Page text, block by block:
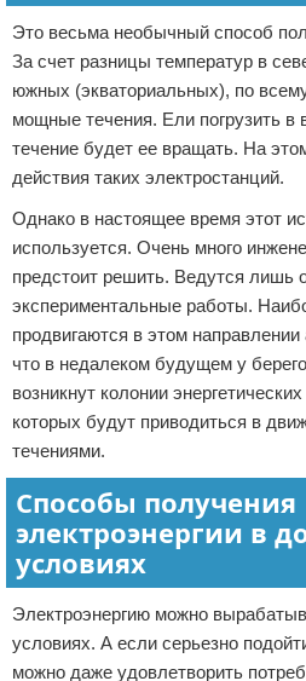
Это весьма необычный способ
За счет разницы температур в
южных (экваториальных), по
мощные течения. Ели погрузить в
течение будет ее вращать. На
действия таких электростанций.
Однако в настоящее время этот
используется. Очень много
предстоит решить. Ведутся лишь
экспериментальные работы.
продвигаются в этом
что в недалеком будущем у
возникнут колонии
которых будут приводиться в
течениями.
Способы получения
электроэнергии в
условиях
Электроэнергию можно
условиях. А если серьезно
можно даже удовлетворить